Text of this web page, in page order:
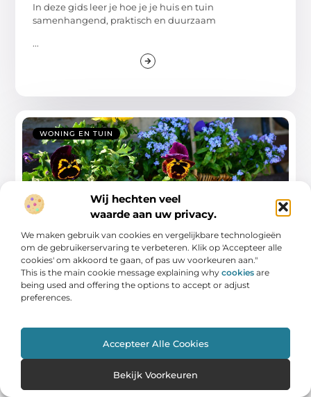
Wij hechten veel
waarde aan uw privacy.
We maken gebruik van cookies en vergelijkbare technologieën
om de gebruikerservaring te verbeteren. Klik op 'Accepteer alle
cookies' om akkoord te gaan, of pas uw voorkeuren aan."
This is the main cookie message explaining why cookies are
being used and offering the options to accept or adjust
preferences.
Accepteer Alle Cookies
Bekijk Voorkeuren
In deze gids leer je hoe je je huis en tuin
samenhangend, praktisch en duurzaam
...
WONING EN TUIN
Praktische gids voor gezond wonen en
tuinonderhoud
In deze gids leer je hoe je met simpele, haalbare
...